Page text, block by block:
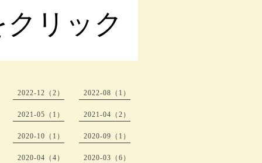
リック
2022-12（2） 2022-08（1）
2021-05（1） 2021-04（2）
2020-10（1） 2020-09（1）
2020-04（4） 2020-03（6）